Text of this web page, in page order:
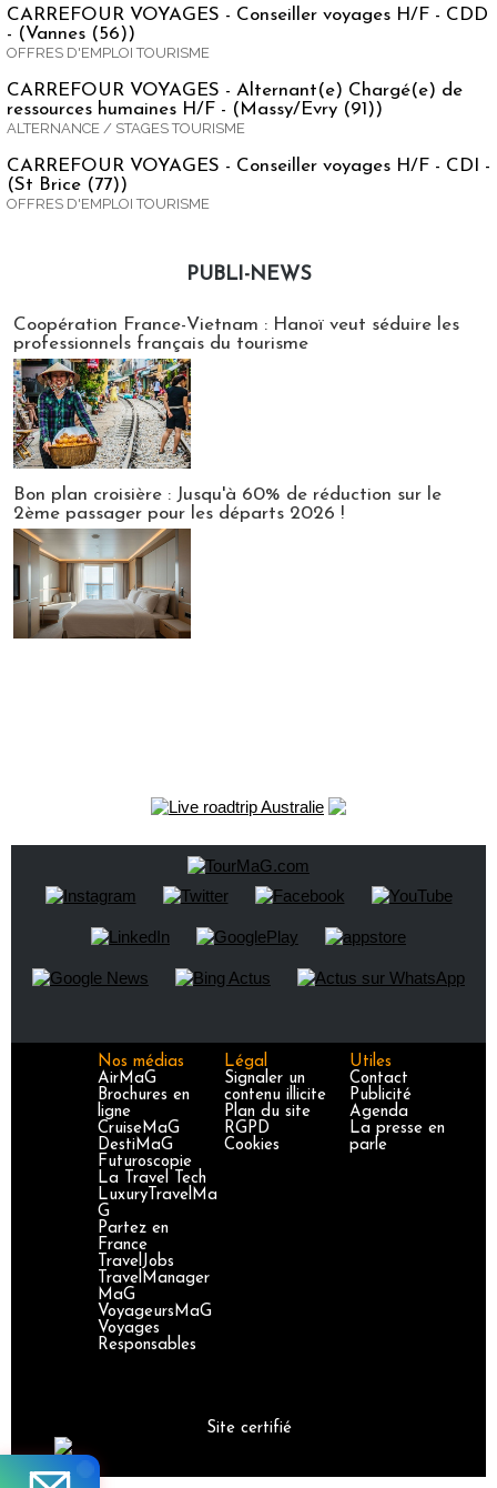
CARREFOUR VOYAGES - Conseiller voyages H/F - CDD
- (Vannes (56))
OFFRES D'EMPLOI TOURISME
CARREFOUR VOYAGES - Alternant(e) Chargé(e) de
ressources humaines H/F - (Massy/Evry (91))
ALTERNANCE / STAGES TOURISME
CARREFOUR VOYAGES - Conseiller voyages H/F - CDI -
(St Brice (77))
OFFRES D'EMPLOI TOURISME
PUBLI-NEWS
Coopération France-Vietnam : Hanoï veut séduire les
professionnels français du tourisme
Bon plan croisière : Jusqu'à 60% de réduction sur le
2ème passager pour les départs 2026 !
Nos médias
AirMaG
Brochures en
ligne
CruiseMaG
DestiMaG
Futuroscopie
La Travel Tech
LuxuryTravelMa
G
Partez en
France
TravelJobs
TravelManager
MaG
VoyageursMaG
Voyages
Responsables
Légal
Signaler un
contenu illicite
Plan du site
RGPD
Cookies
Utiles
Contact
Publicité
Agenda
La presse en
parle
Site certifié